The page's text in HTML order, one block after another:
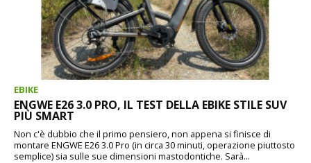
EBIKE
ENGWE E26 3.0 PRO, IL TEST DELLA EBIKE STILE SUV
PIÙ SMART
Non c'è dubbio che il primo pensiero, non appena si finisce di
montare ENGWE E26 3.0 Pro (in circa 30 minuti, operazione piuttosto
semplice) sia sulle sue dimensioni mastodontiche. Sarà...